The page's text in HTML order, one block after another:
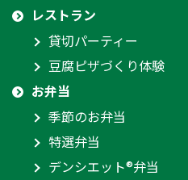
レストラン
貸切パーティー
豆腐ピザづくり体験
お弁当
季節のお弁当
特選弁当
デンシエット®弁当